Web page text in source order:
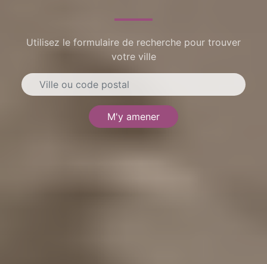
Utilisez le formulaire de recherche pour trouver
votre ville
M'y amener